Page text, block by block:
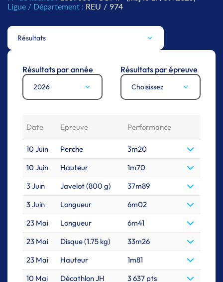
Ligue / Département : REU / 974
Résultats
Résultats par année
2026
Résultats par épreuve
Choisissez
Date Epreuve Performance
10 Juin Perche
3m20
10 Juin
Hauteur
1m70
3 Juin
Javelot (800 g)
37m89
3 Juin
Longueur
6m02
23 Mai
Longueur
6m41
23 Mai
Disque (1.75 kg)
33m26
23 Mai
Hauteur
1m81
10 Mai
Décathlon JH
3 637 pts